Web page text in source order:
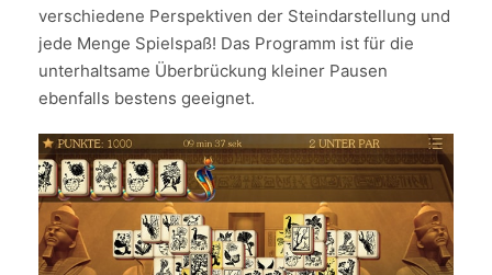
verschiedene Perspektiven der Steindarstellung und
jede Menge Spielspaß! Das Programm ist für die
unterhaltsame Überbrückung kleiner Pausen
ebenfalls bestens geeignet.